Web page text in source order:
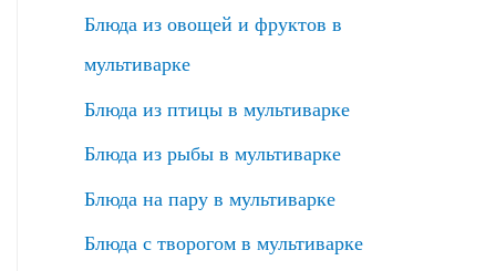
Блюда из овощей и фруктов в
мультиварке
Блюда из птицы в мультиварке
Блюда из рыбы в мультиварке
Блюда на пару в мультиварке
Блюда с творогом в мультиварке